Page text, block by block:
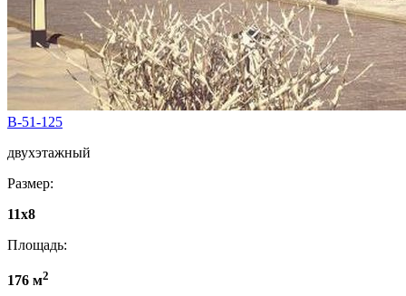
B-51-125
двухэтажный
Размер:
11х8
Площадь:
176 м2